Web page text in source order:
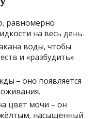
равномерно
на весь день.
воды, чтобы
и «разбудить»
– оно появляется
цвет мочи – он
насыщенный